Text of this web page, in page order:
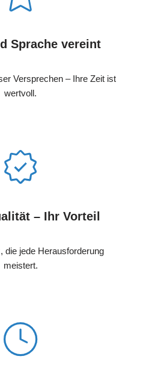
Sprache vereint
Versprechen – Ihre Zeit ist
wertvoll.
– Ihr Vorteil
die jede Herausforderung
meistert.